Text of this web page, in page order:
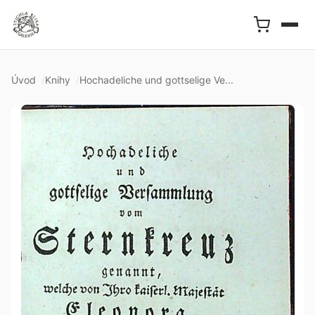
Úvod Knihy Hochadeliche und gottselige Ve...